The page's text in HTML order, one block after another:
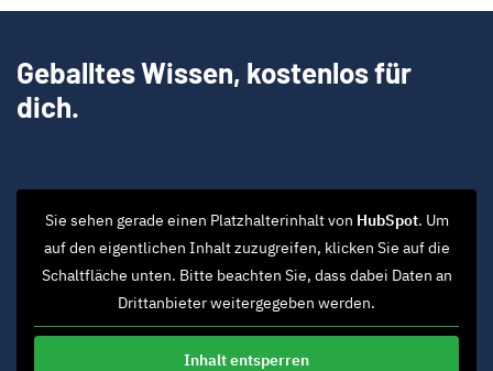
Geballtes Wissen, kostenlos für
dich.
Sie sehen gerade einen Platzhalterinhalt von HubSpot. Um
auf den eigentlichen Inhalt zuzugreifen, klicken Sie auf die
Schaltfläche unten. Bitte beachten Sie, dass dabei Daten an
Drittanbieter weitergegeben werden.
Inhalt entsperren